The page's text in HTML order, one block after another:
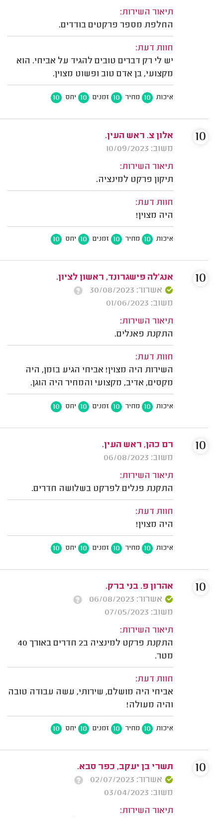
תיאור השירות:
החלפת מספר פרקטים בודדים.
חוות דעת:
יש לי רק דברים טובים להגיד על אביחי. הוא
מקצועי, בן אדם טוב ופשוט מצוין.
איכות 10 מחיר 10 זמנים 10 יחס 10
אלון צ. ראש העין.
משוב: 10/09/2023
תיאור השירות:
תיקון פרקט למינציה.
חוות דעת:
היה מצוין!
איכות 10 מחיר 10 זמנים 10 יחס 10
10
אנג'לה פישגרונד, ראשון לציון.
אשרור: 30/08/2023
משוב: 01/06/2023
תיאור השירות:
התקנת פאנלים.
חוות דעת:
השירות היה מצוין! אביחי הגיע בזמן, היה
מקסים, אדיב, מקצועי והמחיר היה הוגן.
איכות 10 מחיר 10 זמנים 10 יחס 10
10
רם כהן, ראש העין.
משוב: 06/08/2023
תיאור השירות:
התקנת פנלים לפרקט בשלושה חדרים.
חוות דעת:
היה מצוין!
איכות 10 מחיר 10 זמנים 10 יחס 10
10
אהרון פ. בני ברק.
אשרור: 06/08/2023
משוב: 07/05/2023
תיאור השירות:
התקנת פרקט למינציה ב2 חדרים באורך 40
מטר.
חוות דעת:
אביחי היה מושלם, שירותי, עשה עבודה טובה
והיה מעולה!
איכות 10 מחיר 10 זמנים 10 יחס 10
10
תשרי בן יעקב, כפר סבא.
אשרור: 02/07/2023
משוב: 03/04/2023
תיאור השירות:
10